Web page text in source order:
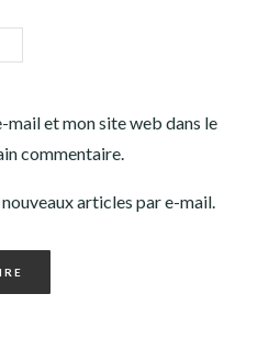
mail et mon site web dans le
commentaire.
articles par e-mail.